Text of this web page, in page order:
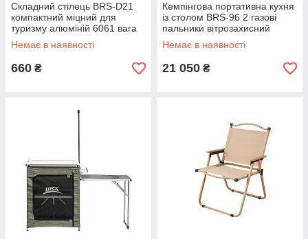
Складний стілець BRS-D21
компактний міцний для
туризму алюміній 6061 вага
400 г розмір 28x23 см
Немає в наявності
660 ₴
Кемпінгова портативна кухня
із столом BRS-96 2 газові
пальники вітрозахисний
екран 30 предметів вага 15 кг
Немає в наявності
21 050 ₴